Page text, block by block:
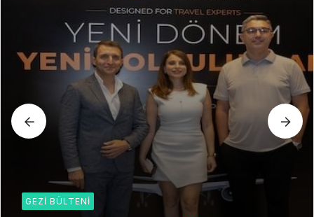
GEZI BÜLTENI